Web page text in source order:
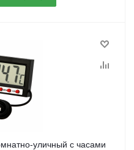
уличный с часами